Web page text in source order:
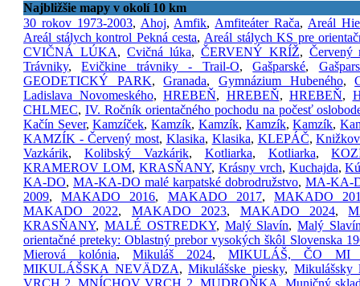
Najbližšie mapy v okolí 10 km
30 rokov 1973-2003, Ahoj,Amfik,Amfiteáter Rača, Areál
Areál stálych kontrol Pekná cesta,Areál stálych KS pre
CVIČNÁ LÚKA, Cvičná lúka, ČERVENÝ KRÍŽ, Červený
Trávniky,Evičkine trávniky - Trail-O,Gašparské,
GEODETICKÝ PARK,Granada, Gymnázium Hubeného,
Ladislava Novomeského, HREBEŇ, HREBEŇ, HREBEŇ,
CHLMEC, IV. Ročník orientačného pochodu na počesť
Kačín Sever,Kamzíček,Kamzík, Kamzík, Kamzík,Kamzík,
KAMZÍK - Červený most, Klasika, Klasika, KLEPÁČ,
Vazkárik, Kolibský Vazkárik, Kotliarka, Kotliarka,
KRAMEROV LOM, KRASŇANY, Krásny vrch, Kuchajda,
KA-DO, MA-KA-DO malé karpatské dobrodružstvo, MA-KA-
2009,MAKADO 2016, MAKADO 2017,MAKADO
MAKADO 2022, MAKADO 2023, MAKADO 2024,
KRASŇANY, MALÉ OSTREDKY, Malý Slavín,Malý
orientačné preteky: Oblastný prebor vysokých škôl Slovenska
Mierová kolónia, Mikuláš 2024, MIKULÁŠ, ČO MI
MIKULÁŠSKA NEVÄDZA,Mikulášske piesky, Mikulášsky